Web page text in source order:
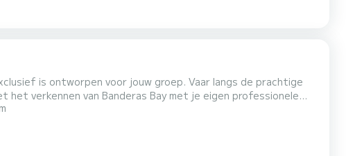
is ontworpen voor jouw groep. Vaar langs de prachtige
verkennen van Banderas Bay met je eigen professionele
van Los Arcos Marine Park om te snorkelen ron...